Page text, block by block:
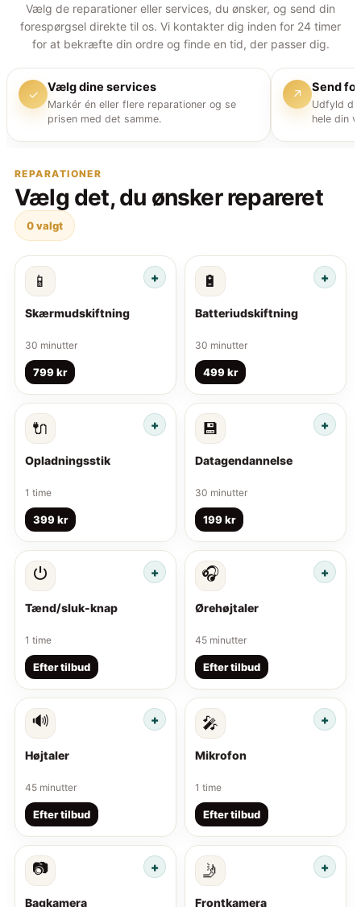
Vælg de reparationer eller services, du ønsker, og send din
forespørgsel direkte til os. Vi kontakter dig inden for 24 timer
for at bekræfte din ordre og finde en tid, der passer dig.
✓ Vælg dine services
Markér én eller flere reparationer og se
prisen med det samme.
↗ Send
Udfyld
hele din
REPARATIONER
Vælg det, du ønsker repareret
0valgt
📱
Skærmudskiftning
30 minutter
799 kr
🔋
Batteriudskiftning
30 minutter
499 kr
🔌
Opladningsstik
1 time
399 kr
💾
Datagendannelse
30 minutter
199 kr
⏻
Tænd/sluk-knap
1 time
Efter tilbud
🎧
Ørehøjtaler
45 minutter
Efter tilbud
🔊
Højtaler
45 minutter
Efter tilbud
🎤
Mikrofon
1 time
Efter tilbud
📷
Bagkamera
🤳
Frontkamera